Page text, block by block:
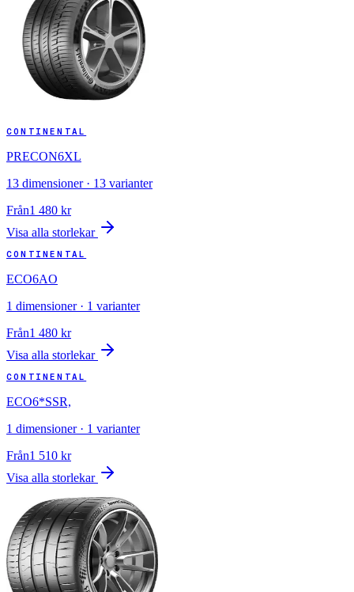
CONTINENTAL
PRECON6XL
13 dimensioner · 13 varianter
Från1 480 kr
Visa alla storlekar
CONTINENTAL
ECO6AO
1 dimensioner · 1 varianter
Från1 480 kr
Visa alla storlekar
CONTINENTAL
ECO6*SSR,
1 dimensioner · 1 varianter
Från1 510 kr
Visa alla storlekar